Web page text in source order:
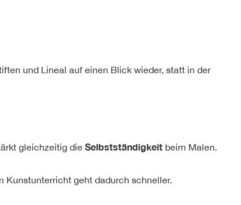
und Lineal auf einen Blick wieder, statt in der
gleichzeitig die Selbstständigkeit beim Malen.
Kunstunterricht geht dadurch schneller.